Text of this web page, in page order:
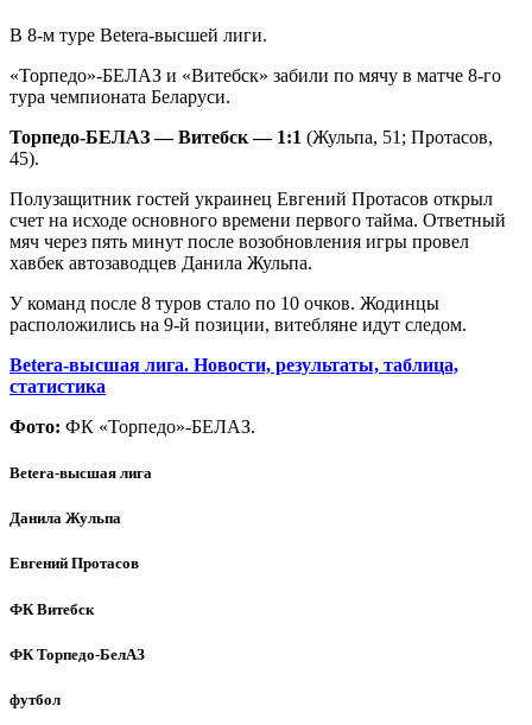
В 8-м туре Betera-высшей лиги.
«Торпедо»-БЕЛАЗ и «Витебск» забили по мячу в матче 8-го
тура чемпионата Беларуси.
Торпедо-БЕЛАЗ — Витебск — 1:1 (Жульпа, 51; Протасов,
45).
Полузащитник гостей украинец Евгений Протасов открыл
счет на исходе основного времени первого тайма. Ответный
мяч через пять минут после возобновления игры провел
хавбек автозаводцев Данила Жульпа.
У команд после 8 туров стало по 10 очков. Жодинцы
расположились на 9-й позиции, витебляне идут следом.
Betera-высшая лига. Новости, результаты, таблица,
статистика
Фото: ФК «Торпедо»-БЕЛАЗ.
Betera-высшая лига
Данила Жульпа
Евгений Протасов
ФК Витебск
ФК Торпедо-БелАЗ
футбол